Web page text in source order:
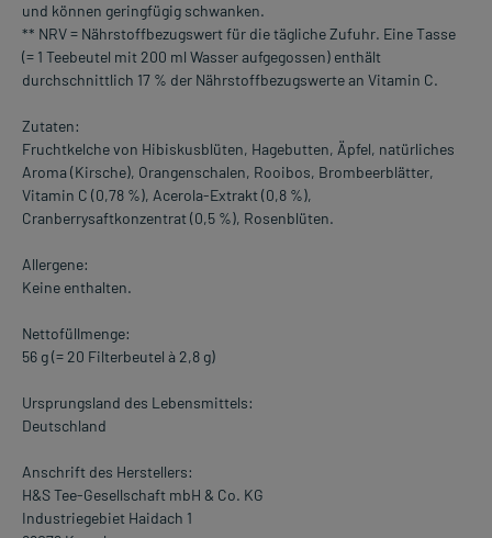
und können geringfügig schwanken.
** NRV = Nährstoffbezugswert für die tägliche Zufuhr. Eine Tasse
(= 1 Teebeutel mit 200 ml Wasser aufgegossen) enthält
durchschnittlich 17 % der Nährstoffbezugswerte an Vitamin C.
Zutaten:
Fruchtkelche von Hibiskusblüten, Hagebutten, Äpfel, natürliches
Aroma (Kirsche), Orangenschalen, Rooibos, Brombeerblätter,
Vitamin C (0,78 %), Acerola-Extrakt (0,8 %),
Cranberrysaftkonzentrat (0,5 %), Rosenblüten.
Allergene:
Keine enthalten.
Nettofüllmenge:
56 g (= 20 Filterbeutel à 2,8 g)
Ursprungsland des Lebensmittels:
Deutschland
Anschrift des Herstellers:
H&S Tee-Gesellschaft mbH & Co. KG
Industriegebiet Haidach 1